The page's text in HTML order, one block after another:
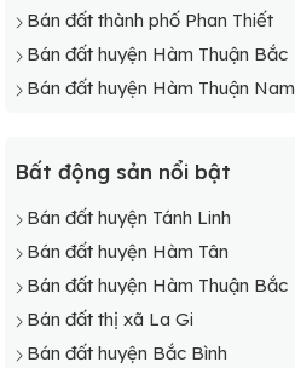
Bán đất thành phố Phan Thiết
Bán đất huyện Hàm Thuận Bắc
Bán đất huyện Hàm Thuận Nam
Bất động sản nổi bật
Bán đất huyện Tánh Linh
Bán đất huyện Hàm Tân
Bán đất huyện Hàm Thuận Bắc
Bán đất thị xã La Gi
Bán đất huyện Bắc Bình